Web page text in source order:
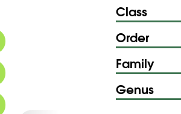
Class
Order
Family
Genus